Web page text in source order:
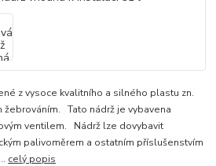
z vysoce kvalitního a silného plastu zn.
žebrováním. Tato nádrž je vybavena
ventilem. Nádrž lze dovybavit
palivoměrem a ostatním příslušenstvím
celý popis